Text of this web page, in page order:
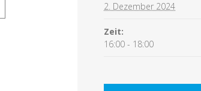
2. Dezember 2024
Zeit:
16:00 - 18:00